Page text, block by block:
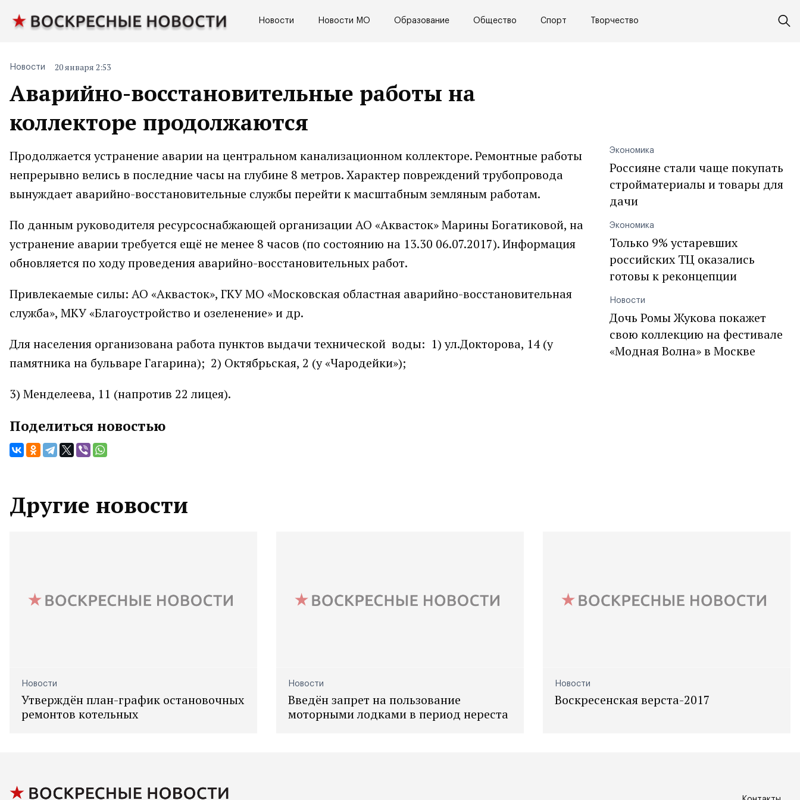
Новости Новости МО Образование Общество Спорт Творчество
Аварийно-восстановительные работы на
коллекторе продолжаются
Новости 20 января 2:53
Продолжается устранение аварии на центральном канализационном коллекторе. Ремонтные работы
непрерывно велись в последние часы на глубине 8 метров. Характер повреждений трубопровода
вынуждает аварийно-восстановительные службы перейти к масштабным земляным работам.
По данным руководителя ресурсоснабжающей организации АО «Аквасток» Марины Богатиковой, на
устранение аварии требуется ещё не менее 8 часов (по состоянию на 13.30 06.07.2017). Информация
обновляется по ходу проведения аварийно-восстановительных работ.
Привлекаемые силы: АО «Аквасток», ГКУ МО «Московская областная аварийно-восстановительная
служба», МКУ «Благоустройство и озеленение» и др.
Для населения организована работа пунктов выдачи технической воды: 1) ул.Докторова, 14 (у
памятника на бульваре Гагарина); 2) Октябрьская, 2 (у «Чародейки»);
3) Менделеева, 11 (напротив 22 лицея).
Поделиться новостью
Экономика
Россияне стали чаще покупать
стройматериалы и товары для
дачи
Экономика
Только 9% устаревших
российских ТЦ оказались
готовы к реконцепции
Новости
Дочь Ромы Жукова покажет
свою коллекцию на фестивале
«Модная Волна» в Москве
Другие новости
Новости
Утверждён план-график остановочных
ремонтов котельных
Новости
Введён запрет на пользование
моторными лодками в период нереста
Новости
Воскресенская верста-2017